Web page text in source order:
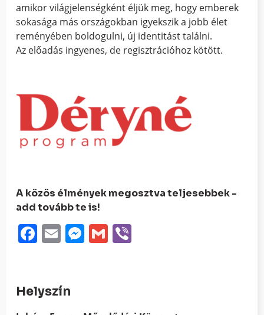
amikor világjelenségként éljük meg, hogy emberek
sokasága más országokban igyekszik a jobb élet
reményében boldogulni, új identitást találni.
Az előadás ingyenes, de regisztrációhoz kötött.
A közös élmények megosztva teljesebbek -
add tovább te is!
Facebook
EmailMessenger
Gmail
Helyszín